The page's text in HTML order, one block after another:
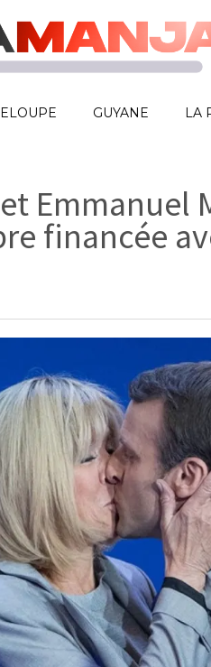
GUYANE LA
Emmanuel
financée